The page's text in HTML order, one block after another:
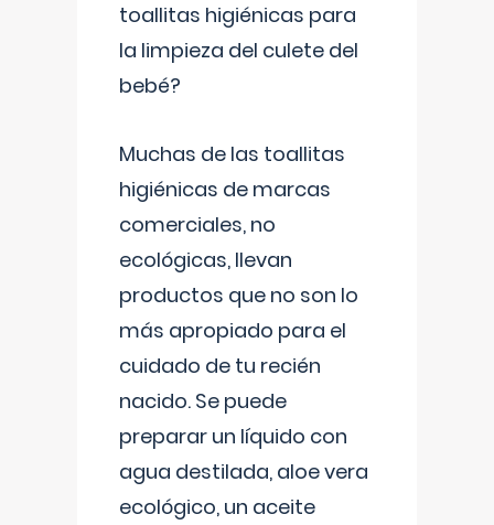
toallitas higiénicas para
la limpieza del culete del
bebé?
Muchas de las toallitas
higiénicas de marcas
comerciales, no
ecológicas, llevan
productos que no son lo
más apropiado para el
cuidado de tu recién
nacido. Se puede
preparar un líquido con
agua destilada, aloe vera
ecológico, un aceite